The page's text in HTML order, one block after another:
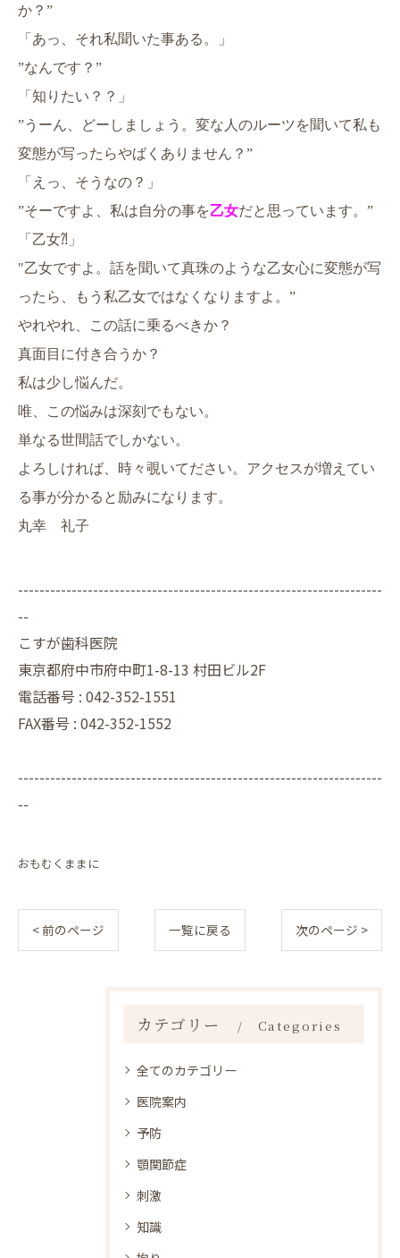
か？”
「あっ、それ私聞いた事ある。」
”なんです？”
「知りたい？？」
”うーん、どーしましょう。変な人のルーツを聞いて私も
変態が写ったらやばくありません？”
「えっ、そうなの？」
”そーですよ、私は自分の事を乙女だと思っています。”
「乙女⁈」
"乙女ですよ。話を聞いて真珠のような乙女心に変態が写
ったら、もう私乙女ではなくなりますよ。”
やれやれ、この話に乗るべきか？
真面目に付き合うか？
私は少し悩んだ。
唯、この悩みは深刻でもない。
単なる世間話でしかない。
よろしければ、時々覗いてださい。アクセスが増えてい
る事が分かると励みになります。
丸幸 礼子
--------------------------------------------------------------------
--
こすが歯科医院
東京都府中市府中町1-8-13 村田ビル2F
電話番号 : 042-352-1551
FAX番号 : 042-352-1552
--------------------------------------------------------------------
--
おもむくままに
< 前のページ 一覧に戻る 次のページ >
カテゴリー Categories
全てのカテゴリー
医院案内
予防
顎関節症
刺激
知識